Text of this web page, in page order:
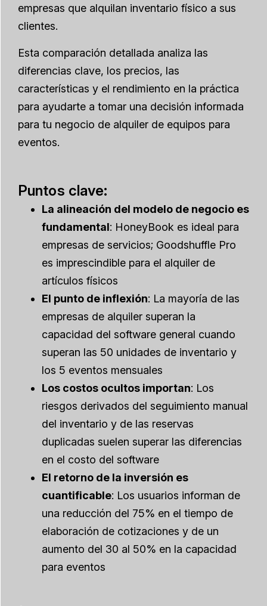
empresas que alquilan inventario físico a sus
clientes.
Esta comparación detallada analiza las
diferencias clave, los precios, las
características y el rendimiento en la práctica
para ayudarte a tomar una decisión informada
para tu negocio de alquiler de equipos para
eventos.
Puntos clave:
La alineación del modelo de negocio es
fundamental: HoneyBook es ideal para
empresas de servicios; Goodshuffle Pro
es imprescindible para el alquiler de
artículos físicos
El punto de inflexión: La mayoría de las
empresas de alquiler superan la
capacidad del software general cuando
superan las 50 unidades de inventario y
los 5 eventos mensuales
Los costos ocultos importan: Los
riesgos derivados del seguimiento manual
del inventario y de las reservas
duplicadas suelen superar las diferencias
en el costo del software
El retorno de la inversión es
cuantificable: Los usuarios informan de
una reducción del 75% en el tiempo de
elaboración de cotizaciones y de un
aumento del 30 al 50% en la capacidad
para eventos